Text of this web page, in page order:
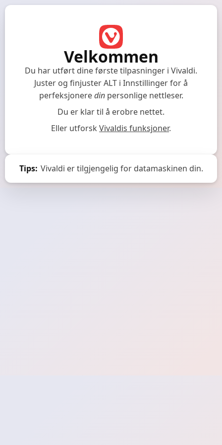
Velkommen
Du har utført dine første tilpasninger i Vivaldi.
Juster og finjuster ALT i Innstillinger for å
perfeksjoneredinpersonlige nettleser.
Du er klar til å erobre nettet.
Eller utforsk Vivaldis funksjoner.
Tips: Vivaldi er tilgjengelig for datamaskinen din.